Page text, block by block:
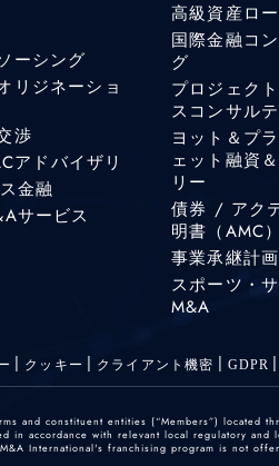
ーシング
リジネーショ
渉
アドバイザリ
金融
サービス
高級資産ロ
国際金融コ
グ
プロジェク
スコンサル
ヨット＆プ
ェット融資
リー
債券 / アク
明書（AMC）
事業承継計画
スポーツ・
M&A
クッキー クライアント機密 GDPR
constituent entities (“Members”) located
in accordance with relevant local regulatory
International's franchising program is not